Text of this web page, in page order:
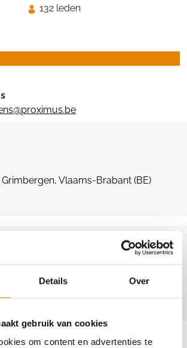
Details Over
gebruik van cookies
om content en advertenties te
132 leden
Vlaams-Brabant (BE)
Facebook